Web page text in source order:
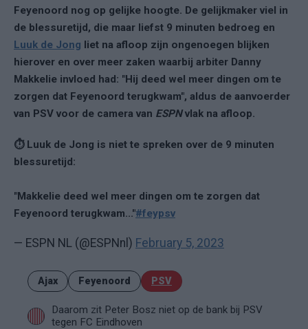
Feyenoord nog op gelijke hoogte. De gelijkmaker viel in
de blessuretijd, die maar liefst 9 minuten bedroeg en
Luuk de Jong liet na afloop zijn ongenoegen blijken
hierover en over meer zaken waarbij arbiter Danny
Makkelie invloed had: "Hij deed wel meer dingen om te
zorgen dat Feyenoord terugkwam", aldus de aanvoerder
van PSV voor de camera van ESPNvlak na afloop.
⏱ Luuk de Jong is niet te spreken over de 9 minuten
blessuretijd:
"Makkelie deed wel meer dingen om te zorgen dat
Feyenoord terugkwam..."#feypsv
— ESPN NL (@ESPNnl) February 5, 2023
Ajax Feyenoord PSV
Daarom zit Peter Bosz niet op de bank bij PSV
tegen FC Eindhoven